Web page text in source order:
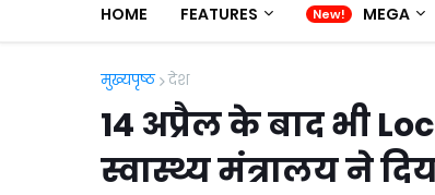
HOME FEATURES MEGA
मुख्यपृष्ठ देश
14 अप्रैल के बाद भी
स्वास्थ्य मंत्रालय ने